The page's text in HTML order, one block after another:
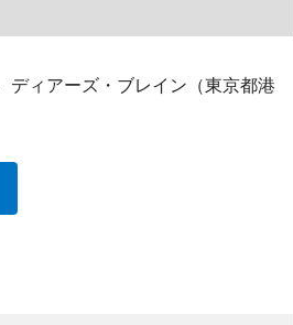
ディアーズ・ブレイン（東京都港